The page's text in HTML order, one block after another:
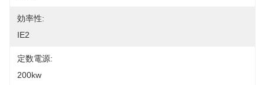
効率性:
IE2
定数電源:
200kw